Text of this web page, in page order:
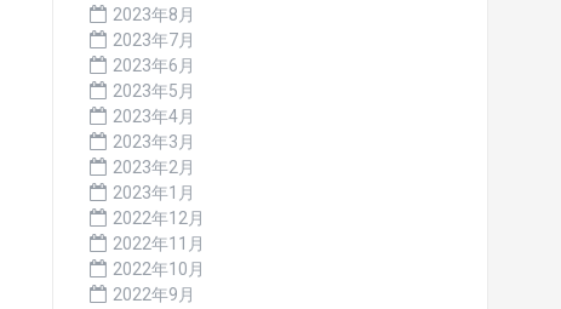
2023年8月
2023年7月
2023年6月
2023年5月
2023年4月
2023年3月
2023年2月
2023年1月
2022年12月
2022年11月
2022年10月
2022年9月